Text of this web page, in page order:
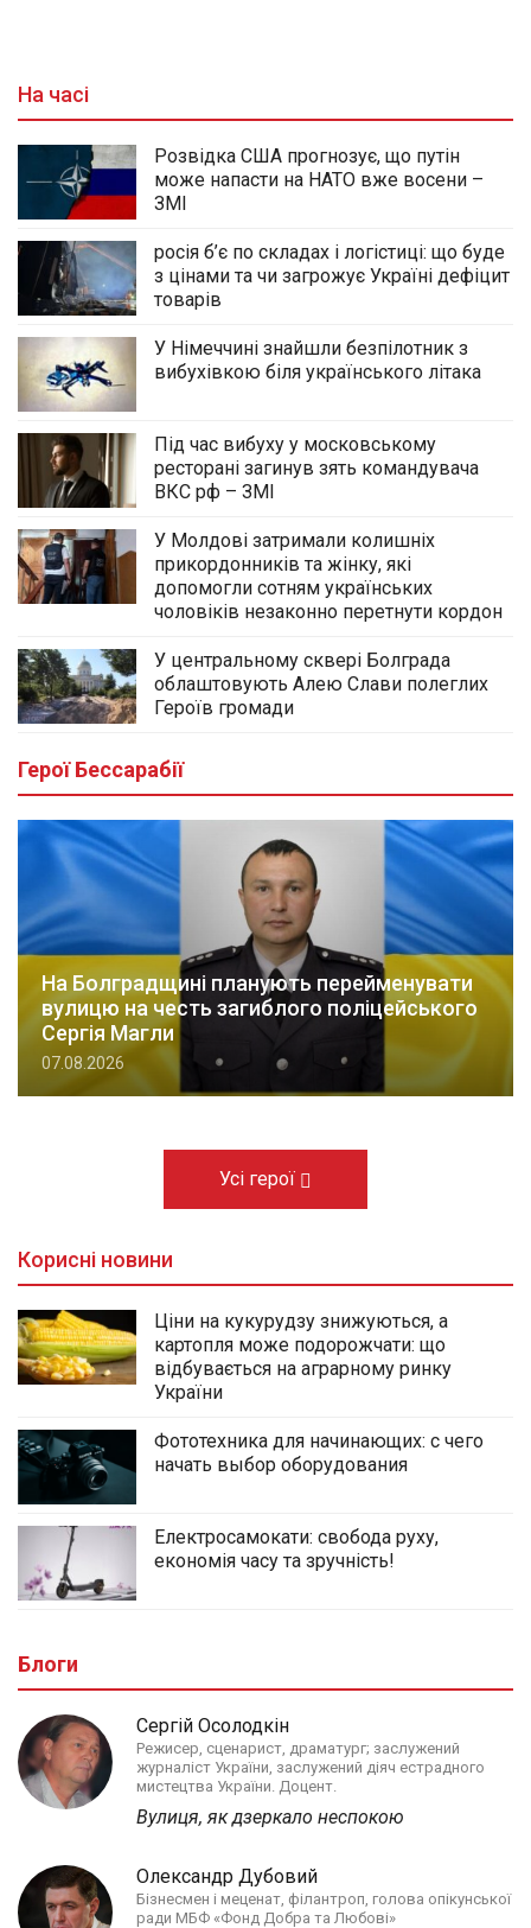
На часі
Розвідка США прогнозує, що путін
може напасти на НАТО вже восени –
ЗМІ
росія б’є по складах і логістиці: що буде
з цінами та чи загрожує Україні дефіцит
товарів
У Німеччині знайшли безпілотник з
вибухівкою біля українського літака
Під час вибуху у московському
ресторані загинув зять командувача
ВКС рф – ЗМІ
У Молдові затримали колишніх
прикордонників та жінку, які
допомогли сотням українських
чоловіків незаконно перетнути кордон
У центральному сквері Болграда
облаштовують Алею Слави полеглих
Героїв громади
Герої Бессарабії
На Болградщині планують перейменувати
вулицю на честь загиблого поліцейського
Сергія Магли
07.08.2026
Усі герої
Корисні новини
Ціни на кукурудзу знижуються, а
картопля може подорожчати: що
відбувається на аграрному ринку
України
Фототехника для начинающих: с чего
начать выбор оборудования
Електросамокати: свобода руху,
економія часу та зручність!
Блоги
Сергій Осолодкін
Режисер, сценарист, драматург; заслужений
журналіст України, заслужений діяч естрадного
мистецтва України. Доцент.
Вулиця, як дзеркало неспокою
Олександр Дубовий
Бізнесмен і меценат, філантроп, голова опікунської
ради МБФ «Фонд Добра та Любові»